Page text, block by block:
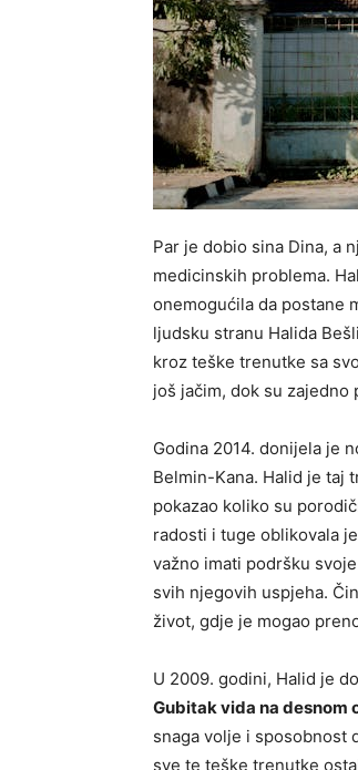
Par je dobio sina Dina, a
medicinskih problema.
onemogućila da postane
ljudsku stranu Halida
kroz teške trenutke sa
još jačim, dok su
Godina 2014. donijela je
Belmin-Kana. Halid je taj
pokazao koliko su
radosti i tuge oblikovala
važno imati podršku
svih njegovih uspjeha.
život, gdje je mogao
U 2009. godini, Halid je
Gubitak vida na desnom
snaga volje i sposobnost
sve te teške trenutke